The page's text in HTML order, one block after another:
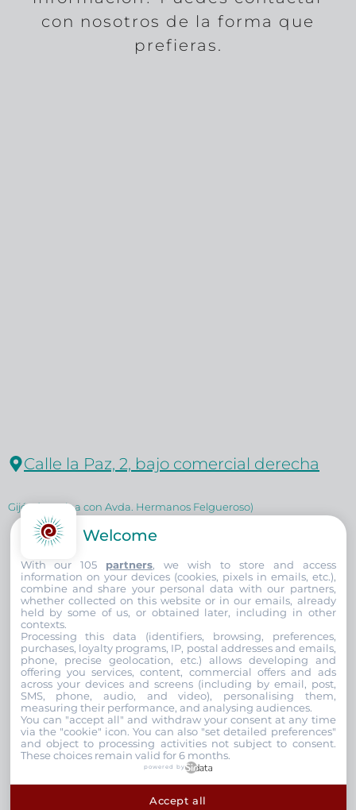
con nosotros de la forma que
prefieras.
Calle la Paz, 2, bajo comercial derecha
Gijón (esquina con Avda. Hermanos Felgueroso)
Teléfono +34
contacto@clinicaspoa .es
Horario de Lunes a Viernes
10:00-14:00 /16:00-21:00
Reserva Cita
© ClinicasPOA 2026
Welcome
With our 105 partners, we wish to store and access
information on your devices (cookies, pixels in emails, etc.),
combine and share your personal data with our partners,
whether collected on this website or in our emails, already
held by some of us, or obtained later, including in other
contexts.
Processing this data (identifiers, browsing, preferences,
purchases, loyalty programs, IP, postal addresses and emails,
phone, precise geolocation, etc.) allows developing and
offering you services, content, commercial offers and ads
across your devices and screens (including by email, post,
SMS, phone, audio, and video), personalising them,
measuring their performance, and analysing audiences.
You can "accept all" and withdraw your consent at any time
via the "cookie" icon. You can also "set detailed preferences"
and object to processing activities not subject to consent.
These choices remain valid for 6 months.
powered by
Accept all